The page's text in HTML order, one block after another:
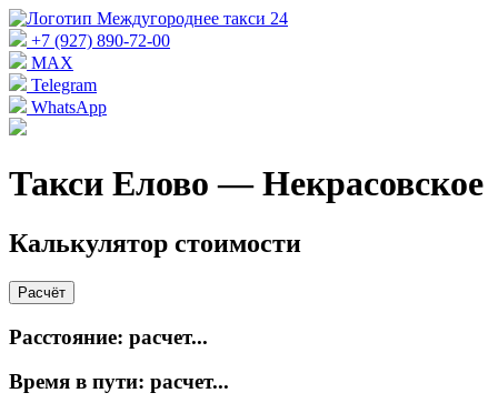
+7 (927) 890-72-00
MAX
Telegram
WhatsApp
Такси Елово — Некрасовское
Калькулятор стоимости
Расчёт
Расстояние: расчет...
Время в пути: расчет...